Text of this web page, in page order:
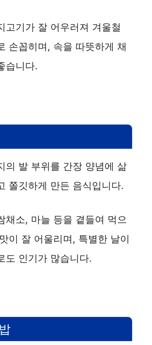
고기가 잘 어우러져 겨울철
손꼽히며, 속을 따뜻하게 채
습니다.
의 발 부위를 간장 양념에 삶
쫄깃하게 만든 음식입니다.
채소, 마늘 등을 곁들여 먹으
이 잘 어울리며, 특별한 날이
도 인기가 많습니다.